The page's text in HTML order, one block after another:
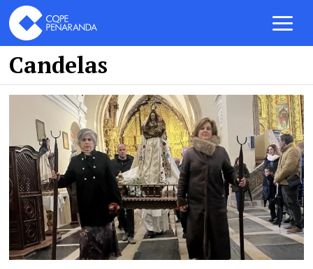
Candelas